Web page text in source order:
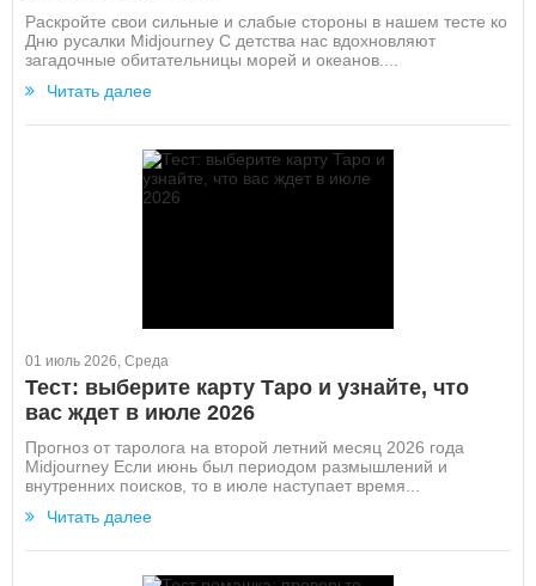
Раскройте свои сильные и слабые стороны в нашем тесте ко
Дню русалки Midjourney С детства нас вдохновляют
загадочные обитательницы морей и океанов....
Читать далее
01 июль 2026, Среда
Тест: выберите карту Таро и узнайте, что
вас ждет в июле 2026
Прогноз от таролога на второй летний месяц 2026 года
Midjourney Если июнь был периодом размышлений и
внутренних поисков, то в июле наступает время...
Читать далее